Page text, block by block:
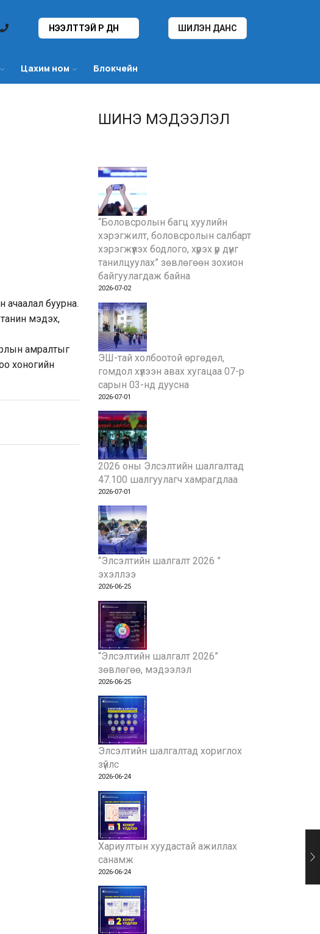
НЭЭЛТТЭЙ ҮР ДҮН ШИЛЭН ДАНС
Цахим ном Блокчейн
ачаалал буурна.
мэдэх,
амралтыг
хоногийн
ШИНЭ МЭДЭЭЛЭЛ
“Боловсролын багц хуулийн
хэрэгжилт, боловсролын салбарт
хэрэгжүүлэх бодлого, хүрэх үр дүнг
танилцуулах” зөвлөгөөн зохион
байгуулагдаж байна
2026-07-02
ЭШ-тай холбоотой өргөдөл,
гомдол хүлээн авах хугацаа 07-р
сарын 03-нд дуусна
2026-07-01
2026 оны Элсэлтийн шалгалтад
47.100 шалгуулагч хамрагдлаа
2026-07-01
“Элсэлтийн шалгалт 2026 ”
эхэллээ
2026-06-25
“Элсэлтийн шалгалт 2026”
зөвлөгөө, мэдээлэл
2026-06-25
Элсэлтийн шалгалтад хориглох
зүйлс
2026-06-24
Хариултын хуудастай ажиллах
санамж
2026-06-24